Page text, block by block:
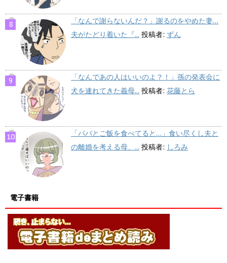
「なんで謝らないんだ？」謝るのをやめた妻…
夫がたどり着いた『... 投稿者: ずん
「なんであの人はいいのよ？！」孫の発表会に
犬を連れてきた義母... 投稿者: 花藤とら
「パパとご飯を食べてると…」食い尽くし夫と
の離婚を考える母、... 投稿者: しろみ
電子書籍